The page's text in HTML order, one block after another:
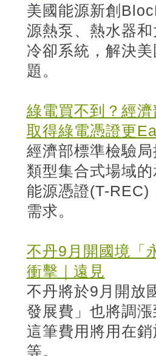
美國能源新創
源熱泵、熱水器
冷卻系統，解決
題。
綠電買不到？經
取得綠電憑證更
經濟部標準檢驗
類型集合式場域
能源憑證(T-REC)
需求。
不丹9月開國境「
衝擊｜遠見
不丹將於9月開放
發展費」也將調
這筆費用將用在
等。